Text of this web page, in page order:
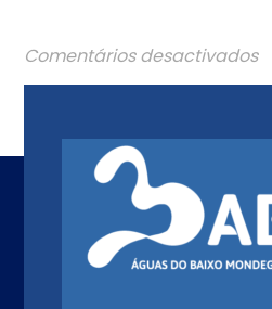
Comentários desactivados